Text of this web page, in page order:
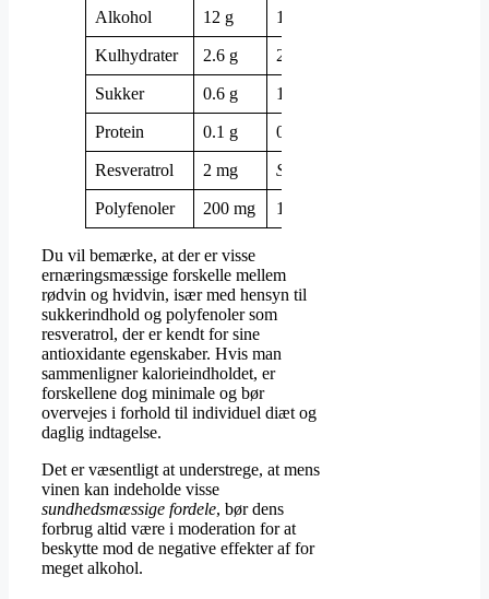
Alkohol 12 g 12 g
Kulhydrater 2.6 g 2.9 g
Sukker 0.6 g 1.4 g
Protein 0.1 g 0.1 g
Resveratrol 2 mg Spor
Polyfenoler 200 mg 120 mg
Du vil bemærke, at der er visse
ernæringsmæssige forskelle mellem
rødvin og hvidvin, især med hensyn til
sukkerindhold og polyfenoler som
resveratrol, der er kendt for sine
antioxidante egenskaber. Hvis man
sammenligner kalorieindholdet, er
forskellene dog minimale og bør
overvejes i forhold til individuel diæt og
daglig indtagelse.
Det er væsentligt at understrege, at mens
vinen kan indeholde visse
sundhedsmæssige fordele, bør dens
forbrug altid være i moderation for at
beskytte mod de negative effekter af for
meget alkohol.